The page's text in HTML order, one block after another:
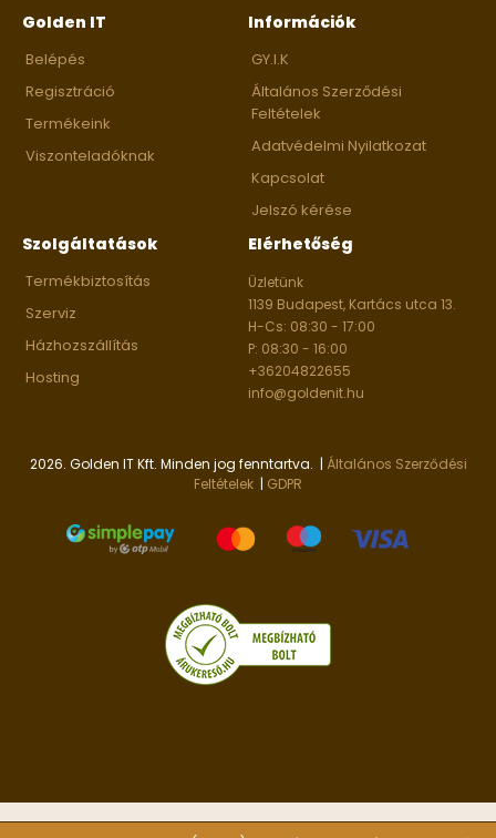
Golden IT
Belépés
Regisztráció
Termékeink
Viszonteladóknak
Információk
GY.I.K
Általános Szerződési
Feltételek
Adatvédelmi Nyilatkozat
Kapcsolat
Jelszó kérése
Szolgáltatások
Termékbiztosítás
Szerviz
Házhozszállítás
Hosting
Elérhetőség
Üzletünk
1139 Budapest, Kartács utca 13.
H-Cs: 08:30 - 17:00
P: 08:30 - 16:00
+36204822655
info@goldenit.hu
2026. Golden IT Kft. Minden jog fenntartva. | Általános Szerződési
Feltételek | GDPR